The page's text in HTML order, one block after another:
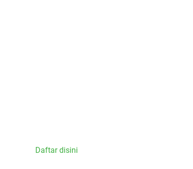
Daftar disini